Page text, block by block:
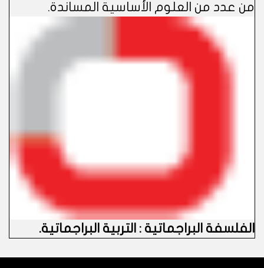
من عدد من العلوم الأساسية المساندة.
الفلسفة البراجماتية : التربية البراجماتية.